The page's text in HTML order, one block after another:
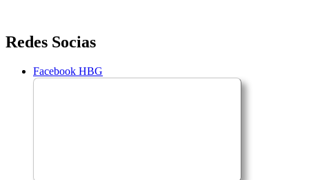
Saltar
para
conteúdo
Redes Socias
Facebook HBG